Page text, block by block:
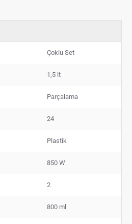
Çoklu Set
1,5 lt
Parçalama
24
Plastik
850 W
2
800 ml